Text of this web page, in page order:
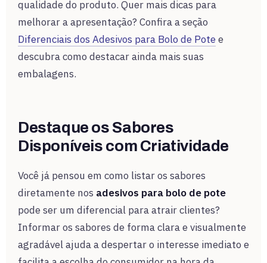
qualidade do produto. Quer mais dicas para
melhorar a apresentação? Confira a seção
Diferenciais dos Adesivos para Bolo de Potee
descubra como destacar ainda mais suas
embalagens.
Destaque os Sabores
Disponíveis com Criatividade
Você já pensou em como listar os sabores
diretamente nos adesivos para bolo de pote
pode ser um diferencial para atrair clientes?
Informar os sabores de forma clara e visualmente
agradável ajuda a despertar o interesse imediato e